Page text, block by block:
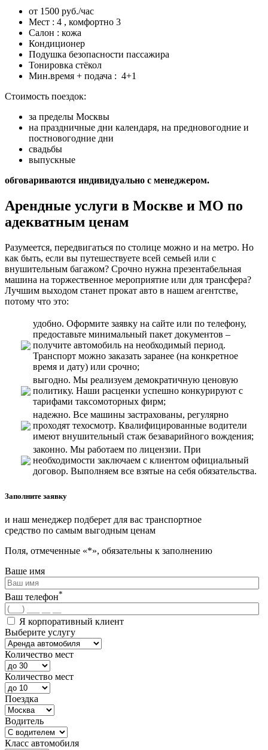
от 1500 руб./час
Мест : 4 , комфортно 3
Салон : кожа
Кондиционер
Подушка безопасности пассажира
Тонировка стёкол
Мин.время + подача : 4+1
Стоимость поездок:
за пределы Москвы
на праздничные дни календаря, на предновогодние и
постновогодние дни
свадьбы
выпускные
обговариваются индивидуально с менеджером.
Арендные услуги в Москве и МО по
адекватным ценам
Разумеется, передвигаться по столице можно и на метро. Но
как быть, если вы путешествуете всей семьей или с
внушительным багажом? Срочно нужна презентабельная
машина на торжественное мероприятие или для трансфера?
Лучшим выходом станет прокат авто в нашем агентстве,
потому что это:
удобно. Оформите заявку на сайте или по телефону,
предоставьте минимальный пакет документов –
получите автомобиль на необходимый период.
Транспорт можно заказать заранее (на конкретное
время и дату) или срочно;
выгодно. Мы реализуем демократичную ценовую
политику. Наши расценки успешно конкурируют с
тарифами таксомоторных фирм;
надежно. Все машины застрахованы, регулярно
проходят техосмотр. Квалифицированные водители
имеют внушительный стаж безаварийного вождения;
законно. Мы работаем по лицензии. При
необходимости заключаем с клиентом официальный
договор. Выполняем все взятые на себя обязательства.
Заполните заявку
и наш менеджер подберет для вас транспортное
средство по самым выгодным ценам
Поля, отмеченные «*», обязательны к заполнению
Ваше имя
Ваш телефон*
Я корпоративный клиент
Выберите услугу
Количество мест
Количество мест
Поездка
Водитель
Класс автомобиля